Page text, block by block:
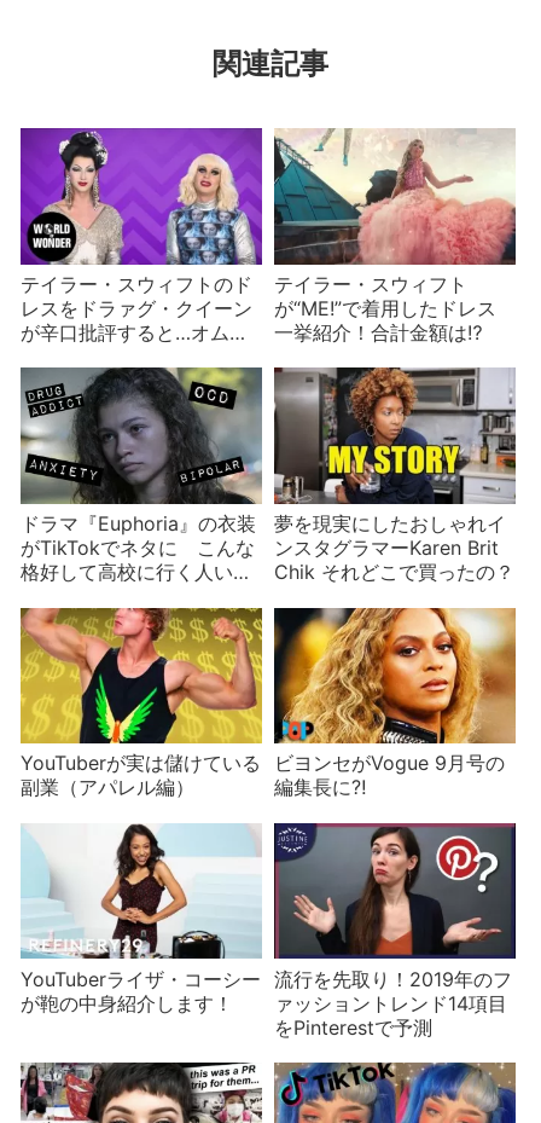
関連記事
テイラー・スウィフトのド
レスをドラァグ・クイーン
が辛口批評すると…オム
テイラー・スウィフト
が“ME!”で着用したドレス
一挙紹介！合計金額は⁉︎
ドラマ『Euphoria』の衣装
がTikTokでネタに こんな
格好して高校に行く人いる
夢を現実にしたおしゃれイ
ンスタグラマーKaren Brit
Chik それどこで買ったの？
YouTuberが実は儲けている
副業（アパレル編）
ビヨンセがVogue 9月号の
編集長に⁈
YouTuberライザ・コーシー
が鞄の中身紹介します！
流行を先取り！2019年のフ
ァッショントレンド14項目
をPinterestで予測